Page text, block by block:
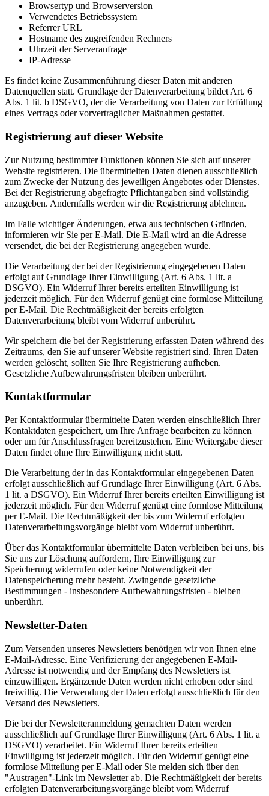
Browsertyp und Browserversion
Verwendetes Betriebssystem
Referrer URL
Hostname des zugreifenden Rechners
Uhrzeit der Serveranfrage
IP-Adresse
Es findet keine Zusammenführung dieser Daten mit anderen
Datenquellen statt. Grundlage der Datenverarbeitung bildet Art. 6
Abs. 1 lit. b DSGVO, der die Verarbeitung von Daten zur Erfüllung
eines Vertrags oder vorvertraglicher Maßnahmen gestattet.
Registrierung auf dieser Website
Zur Nutzung bestimmter Funktionen können Sie sich auf unserer
Website registrieren. Die übermittelten Daten dienen ausschließlich
zum Zwecke der Nutzung des jeweiligen Angebotes oder Dienstes.
Bei der Registrierung abgefragte Pflichtangaben sind vollständig
anzugeben. Andernfalls werden wir die Registrierung ablehnen.
Im Falle wichtiger Änderungen, etwa aus technischen Gründen,
informieren wir Sie per E-Mail. Die E-Mail wird an die Adresse
versendet, die bei der Registrierung angegeben wurde.
Die Verarbeitung der bei der Registrierung eingegebenen Daten
erfolgt auf Grundlage Ihrer Einwilligung (Art. 6 Abs. 1 lit. a
DSGVO). Ein Widerruf Ihrer bereits erteilten Einwilligung ist
jederzeit möglich. Für den Widerruf genügt eine formlose Mitteilung
per E-Mail. Die Rechtmäßigkeit der bereits erfolgten
Datenverarbeitung bleibt vom Widerruf unberührt.
Wir speichern die bei der Registrierung erfassten Daten während des
Zeitraums, den Sie auf unserer Website registriert sind. Ihren Daten
werden gelöscht, sollten Sie Ihre Registrierung aufheben.
Gesetzliche Aufbewahrungsfristen bleiben unberührt.
Kontaktformular
Per Kontaktformular übermittelte Daten werden einschließlich Ihrer
Kontaktdaten gespeichert, um Ihre Anfrage bearbeiten zu können
oder um für Anschlussfragen bereitzustehen. Eine Weitergabe dieser
Daten findet ohne Ihre Einwilligung nicht statt.
Die Verarbeitung der in das Kontaktformular eingegebenen Daten
erfolgt ausschließlich auf Grundlage Ihrer Einwilligung (Art. 6 Abs.
1 lit. a DSGVO). Ein Widerruf Ihrer bereits erteilten Einwilligung ist
jederzeit möglich. Für den Widerruf genügt eine formlose Mitteilung
per E-Mail. Die Rechtmäßigkeit der bis zum Widerruf erfolgten
Datenverarbeitungsvorgänge bleibt vom Widerruf unberührt.
Über das Kontaktformular übermittelte Daten verbleiben bei uns, bis
Sie uns zur Löschung auffordern, Ihre Einwilligung zur
Speicherung widerrufen oder keine Notwendigkeit der
Datenspeicherung mehr besteht. Zwingende gesetzliche
Bestimmungen - insbesondere Aufbewahrungsfristen - bleiben
unberührt.
Newsletter-Daten
Zum Versenden unseres Newsletters benötigen wir von Ihnen eine
E-Mail-Adresse. Eine Verifizierung der angegebenen E-Mail-
Adresse ist notwendig und der Empfang des Newsletters ist
einzuwilligen. Ergänzende Daten werden nicht erhoben oder sind
freiwillig. Die Verwendung der Daten erfolgt ausschließlich für den
Versand des Newsletters.
Die bei der Newsletteranmeldung gemachten Daten werden
ausschließlich auf Grundlage Ihrer Einwilligung (Art. 6 Abs. 1 lit. a
DSGVO) verarbeitet. Ein Widerruf Ihrer bereits erteilten
Einwilligung ist jederzeit möglich. Für den Widerruf genügt eine
formlose Mitteilung per E-Mail oder Sie melden sich über den
"Austragen"-Link im Newsletter ab. Die Rechtmäßigkeit der bereits
erfolgten Datenverarbeitungsvorgänge bleibt vom Widerruf